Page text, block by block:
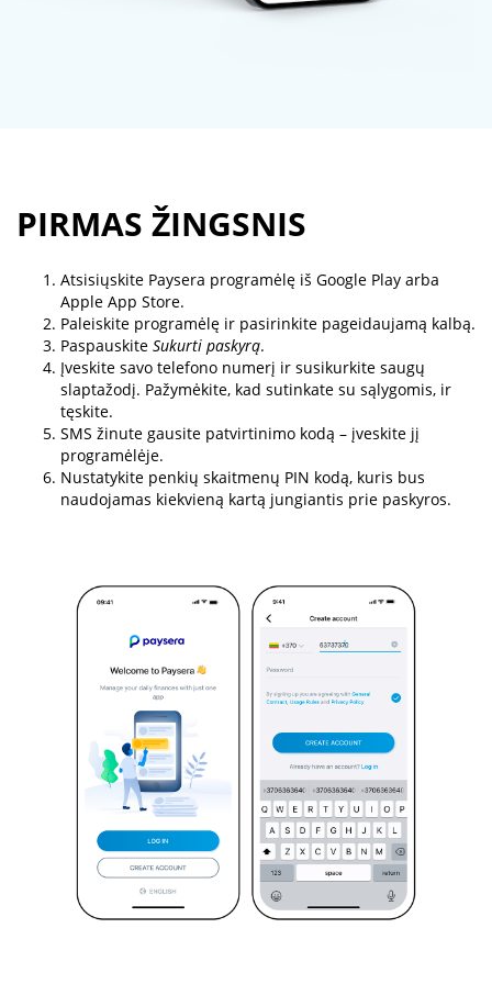
PIRMAS ŽINGSNIS
Atsisiųskite Paysera programėlę iš Google Play arba
Apple App Store.
Paleiskite programėlę ir pasirinkite pageidaujamą kalbą.
Paspauskite Sukurti paskyrą.
Įveskite savo telefono numerį ir susikurkite saugų
slaptažodį. Pažymėkite, kad sutinkate su sąlygomis, ir
tęskite.
SMS žinute gausite patvirtinimo kodą – įveskite jį
programėlėje.
Nustatykite penkių skaitmenų PIN kodą, kuris bus
naudojamas kiekvieną kartą jungiantis prie paskyros.